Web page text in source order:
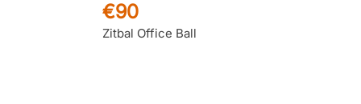
Prachtig bedrijf
Zitbal Office Ball
€90